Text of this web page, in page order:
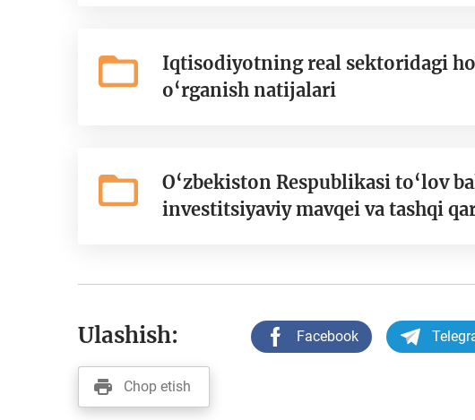
Iqtisodiyotning real sektoridagi
o‘rganish natijalari
O‘zbekiston Respublikasi to‘lov
investitsiyaviy mavqei va tashqi
Ulashish: Facebook
Chop etish